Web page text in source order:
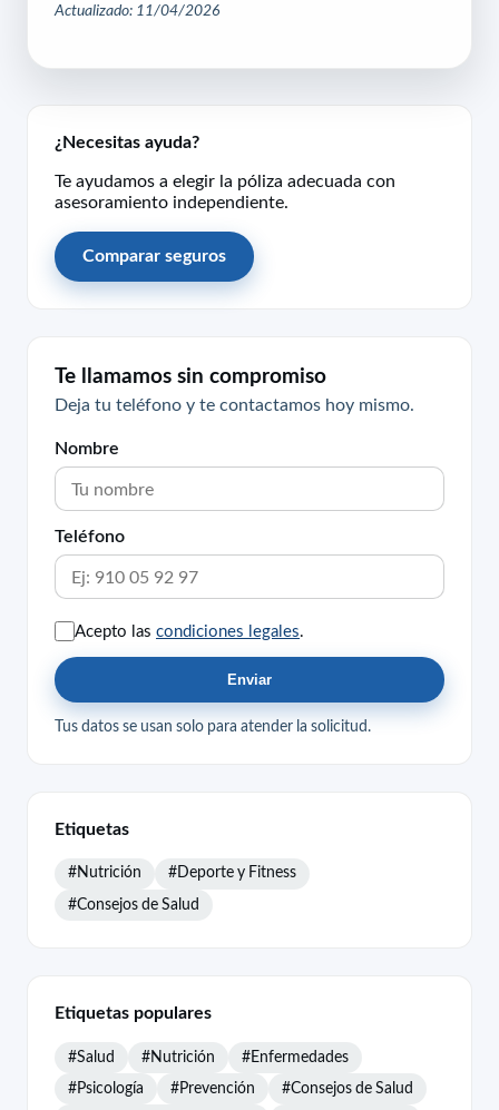
Actualizado: 11/04/2026
¿Necesitas ayuda?
Te ayudamos a elegir la póliza adecuada con
asesoramiento independiente.
Comparar seguros
Te llamamos sin compromiso
Deja tu teléfono y te contactamos hoy mismo.
Nombre
Teléfono
Acepto las condiciones legales
Enviar
Tus datos se usan solo para atender la solicitud.
Etiquetas
#Nutrición #Deporte y Fitness
#Consejos de Salud
Etiquetas populares
#Salud #Nutrición #Enfermedades
#Psicología #Prevención #Consejos de Salud